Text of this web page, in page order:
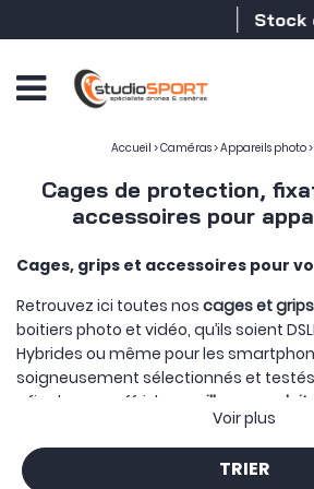
Stock en temps
Accueil >Caméras>Appareils photo>
Cages de protection,
accessoires pour
Cages, grips et accessoires pour
Retrouvez ici toutes nos cages et
boitiers photo et vidéo, qu’ils soient
Hybrides ou même pour les
soigneusement sélectionnés et
afin de vous offrir les
meilleurs produits
Une cage pour votre appareil photo,
vous permet, dans un premier temps,
caméra
tout ayant une meilleure
Voir plus
TRIER